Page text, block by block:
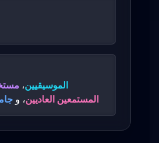
الموسيقيين،
المستمعين العاديين، و